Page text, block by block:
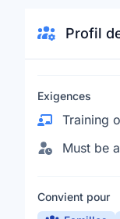
Profil
Exigences
Training
Must be
Convient pour